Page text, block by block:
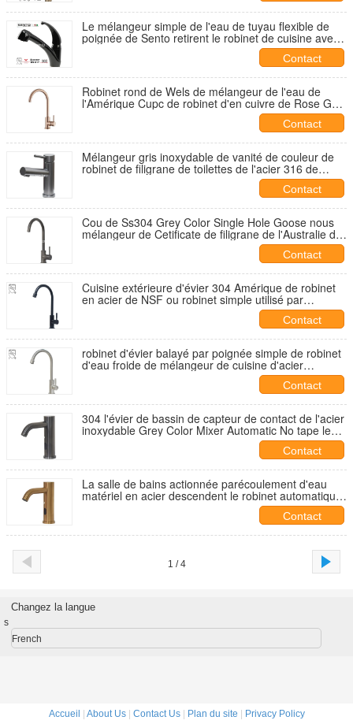
Le mélangeur simple de l'eau de tuyau flexible de
poignée de Sento retirent le robinet de cuisine avec
Contact
Robinet rond de Wels de mélangeur de l'eau de
l'Amérique Cupc de robinet d'en cuivre de Rose Gold
Kitchen Tap Stainless 316 de l'acier 304 de cou
Contact
Mélangeur gris inoxydable de vanité de couleur de
robinet de filigrane de toilettes de l'acier 316 de
robinet de bassin du Gunmetal Ss304
Contact
Cou de Ss304 Grey Color Single Hole Goose nous
mélangeur de Cetificate de filigrane de l'Australie de
robinet de Gunmetal du robinet 316 de cupc
Contact
Cuisine extérieure d'évier 304 Amérique de robinet
en acier de NSF ou robinet simple utilisé par
Contact
robinet d'évier balayé par poignée simple de robinet
d'eau froide de mélangeur de cuisine d'acier
Contact
304 l'évier de bassin de capteur de contact de l'acier
inoxydable Grey Color Mixer Automatic No tape le
Contact
La salle de bains actionnée parécoulement d'eau
matériel en acier descendent le robinet automatique
de Senor Tap Instant Touchless Sensor
Contact
1 / 4
Changez la langue
s
French
Accueil About Us| Contact Us| Plan du site Privacy Policy